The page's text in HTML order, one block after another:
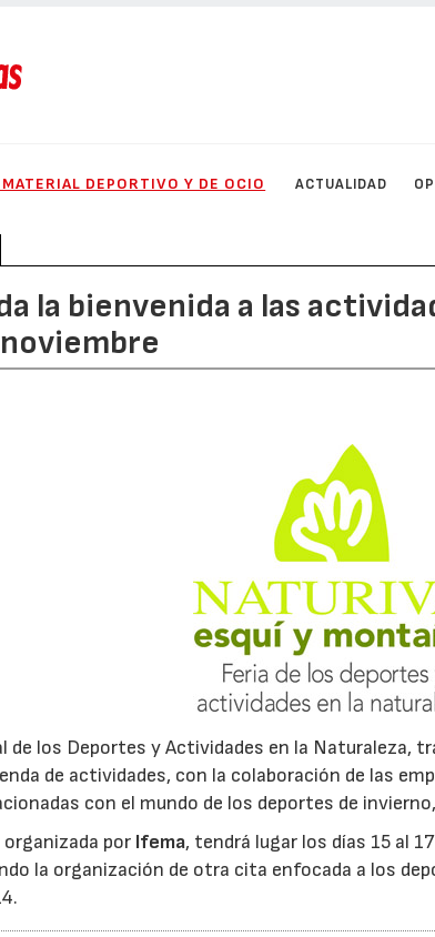
DEPORTIVO Y DE OCIO ACTUALIDAD
la bienvenida a las
de los Deportes y Actividades en la Naturaleza,
de actividades, con la colaboración de las
con el mundo de los deportes de
por Ifema, tendrá lugar los días 15 al
la organización de otra cita enfocada a los
04/06/